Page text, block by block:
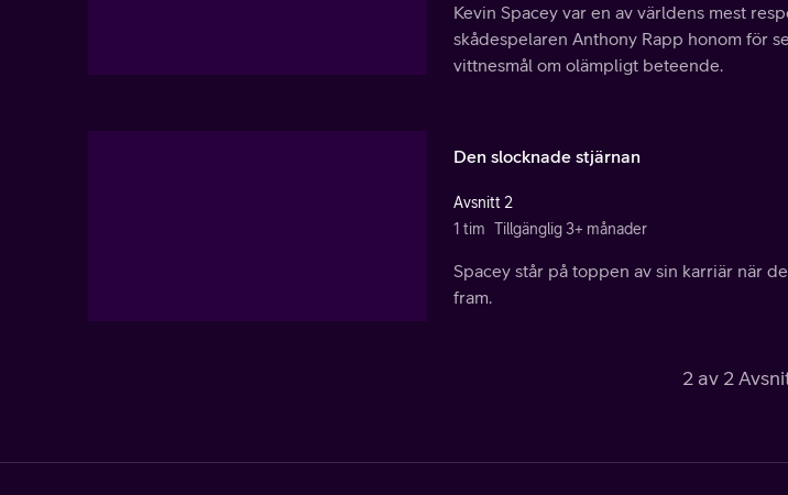
Kevin Spacey var en av världens mest
skådespelaren Anthony Rapp honom för
vittnesmål om olämpligt beteende.
Den slocknade stjärnan
Avsnitt 2
1 tim Tillgänglig 3+ månader
Spacey står på toppen av sin karriär när
fram.
2 av 2